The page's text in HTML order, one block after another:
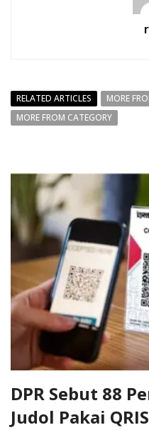
RELATED ARTICLES
MORE
MORE FROM CATEGORY
DPR Sebut 88
Judol Pakai QRIS